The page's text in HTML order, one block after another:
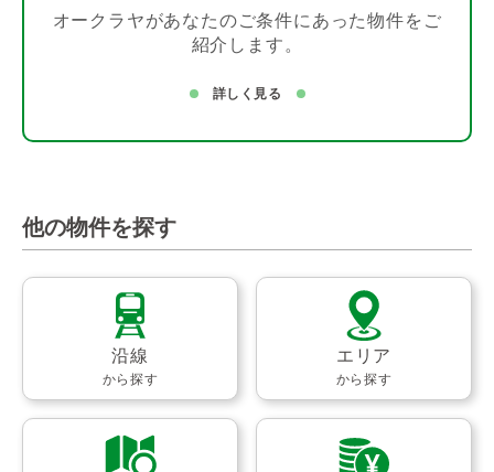
オークラヤがあなたのご条件にあった物件をご
紹介します。
詳しく見る
他の物件を探す
沿線
から探す
エリア
から探す